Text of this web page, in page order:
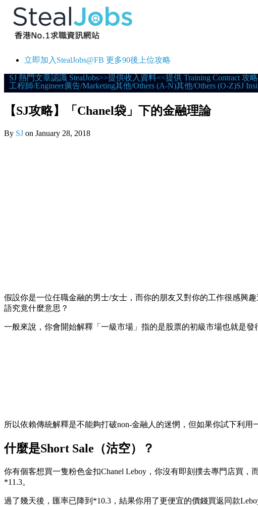
立即加入StealJobs@FB 更多90後上位攻略
Skip
to
SJ 熱門文章認識 StealJobs>>提供收入資料<<提供 Training Contract 攻略
工程師/Engineer廣告/Marketing其他/Others (A-N)其他/Others (O-Z)SJ
【SJ攻略】「Chanel袋」下的金融理論
By SJ on January 28, 2018
假設你是一位任職金融的男士/女士，而你的朋友又對你的工作很感興
語究竟什麼意思？
一般來說，你會開始解釋「一級市場」指的是股票的初級市場也就是
所以依賴傳統解釋是不能夠打破non-金融人的迷惘，但如果你試下利用
什麼是Short Sale（沽空）？
你有個客想買一隻粉色金扣Chanel Leboy，你沒有即刻撲去專門店買
*11.3。
過了幾天後，匯率已降到*10.3，結果你用了更便宜的價錢買返同款